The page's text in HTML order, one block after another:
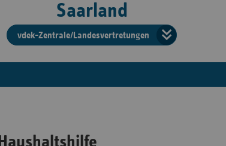
Saarland
vdek-Zentrale/Landesvertretungen
der
Haushaltshilfe